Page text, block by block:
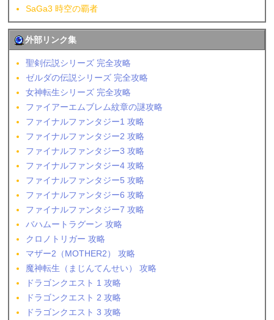
SaGa3 時空の覇者
外部リンク集
聖剣伝説シリーズ 完全攻略
ゼルダの伝説シリーズ 完全攻略
女神転生シリーズ 完全攻略
ファイアーエムブレム紋章の謎攻略
ファイナルファンタジー1 攻略
ファイナルファンタジー2 攻略
ファイナルファンタジー3 攻略
ファイナルファンタジー4 攻略
ファイナルファンタジー5 攻略
ファイナルファンタジー6 攻略
ファイナルファンタジー7 攻略
バハムートラグーン 攻略
クロノトリガー 攻略
マザー2（MOTHER2） 攻略
魔神転生（まじんてんせい） 攻略
ドラゴンクエスト 1 攻略
ドラゴンクエスト 2 攻略
ドラゴンクエスト 3 攻略